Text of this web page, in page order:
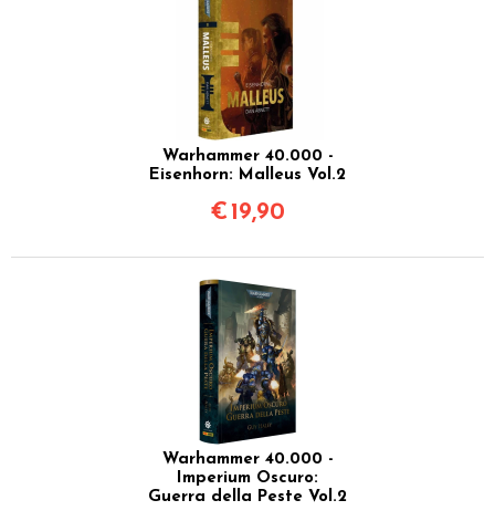
Warhammer 40.000 -
Eisenhorn: Malleus Vol.2
€ 19,90
Warhammer 40.000 -
Imperium Oscuro:
Guerra della Peste Vol.2